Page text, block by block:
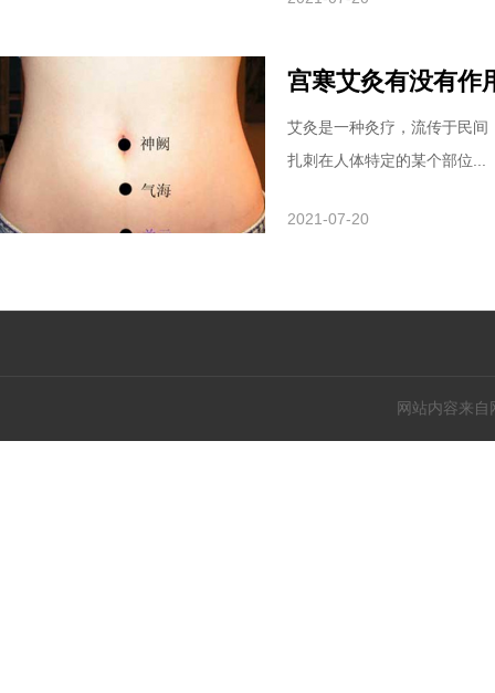
宫寒艾灸有没有作
艾灸是一种灸疗，流传于民
扎刺在人体特定的某个部位...
2021-07-20
网站内容来